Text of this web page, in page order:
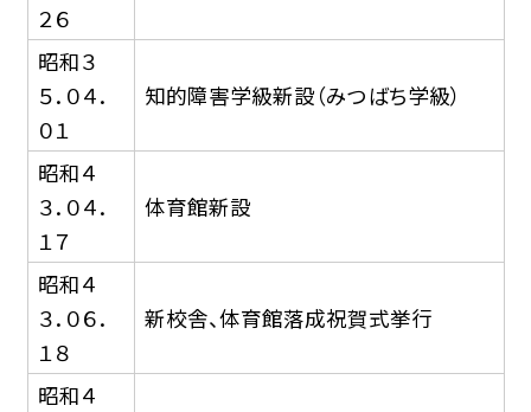
２６
昭和３
５．０４．
０１
知的障害学級新設（みつばち学級）
昭和４
３．０４．
１７
体育館新設
昭和４
３．０６．
１８
新校舎、体育館落成祝賀式挙行
昭和４